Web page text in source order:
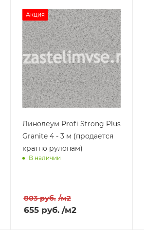
Акция
Линолеум Profi Strong Plus
Granite 4 - 3 м (продается
кратно рулонам)
В наличии
803 руб. /м2
655 руб. /м2